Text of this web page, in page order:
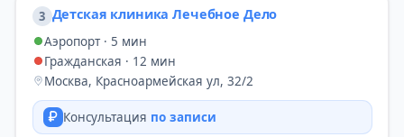
3 Детская клиника Лечебное Дело
Аэропорт · 5 мин
Гражданская · 12 мин
Москва, Красноармейская ул, 32/2
Консультация по записи